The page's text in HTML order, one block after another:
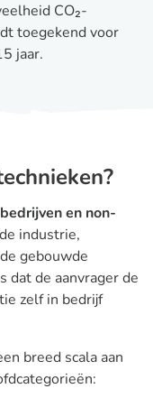
CO₂-
toegekend voor
jaar.
bedrijven en non-
industrie,
gebouwde
dat de aanvrager de
zelf in bedrijf
breed scala aan